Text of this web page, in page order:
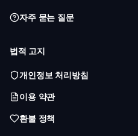
자주 묻는 질문
법적 고지
개인정보 처리방침
이용 약관
환불 정책